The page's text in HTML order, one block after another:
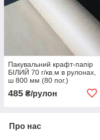
Пакувальний крафт-папір
БІЛИЙ 70 г/кв.м в рулонах,
ш 800 мм (80 пог.)
485 ₴/рулон
Про нас